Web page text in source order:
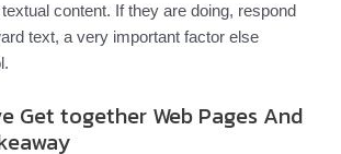
content. If they are doing, respond
text, a very important factor else
Get together Web Pages And